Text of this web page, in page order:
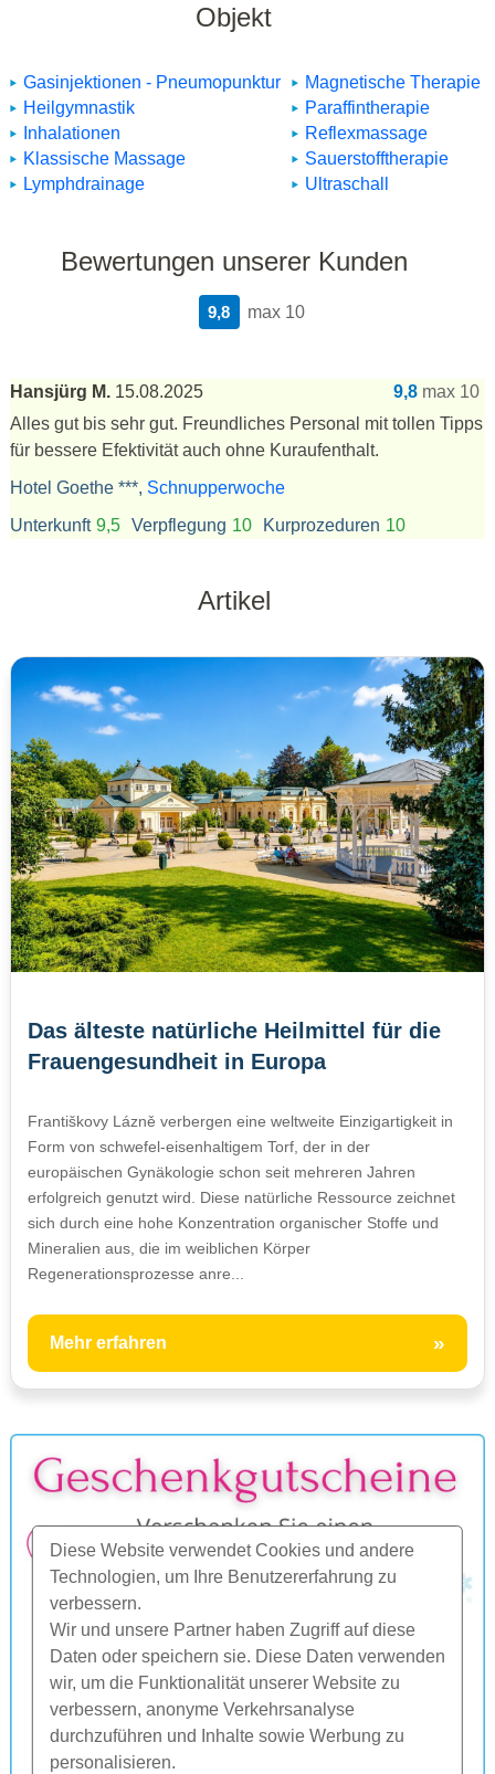
Diese Website verwendet Cookies und andere
Technologien, um Ihre Benutzererfahrung zu
verbessern.
Wir und unsere Partner haben Zugriff auf diese
Daten oder speichern sie. Diese Daten verwenden
wir, um die Funktionalität unserer Website zu
verbessern, anonyme Verkehrsanalyse
durchzuführen und Inhalte sowie Werbung zu
personalisieren.
Objekt
Gasinjektionen - Pneumopunktur
Heilgymnastik
Inhalationen
Klassische Massage
Lymphdrainage
Magnetische Therapie
Paraffintherapie
Reflexmassage
Sauerstofftherapie
Ultraschall
Bewertungen unserer Kunden
max 10
9,8
Hansjürg M. 15.08.2025 9,8 max 10
Alles gut bis sehr gut. Freundliches Personal mit tollen Tipps
für bessere Efektivität auch ohne Kuraufenthalt.
Hotel Goethe ***, Schnupperwoche
Unterkunft 9,5 Verpflegung 10 Kurprozeduren 10
Artikel
Das älteste natürliche Heilmittel für die
Frauengesundheit in Europa
Františkovy Lázně verbergen eine weltweite Einzigartigkeit in
Form von schwefel-eisenhaltigem Torf, der in der
europäischen Gynäkologie schon seit mehreren Jahren
erfolgreich genutzt wird. Diese natürliche Ressource zeichnet
sich durch eine hohe Konzentration organischer Stoffe und
Mineralien aus, die im weiblichen Körper
Regenerationsprozesse anre...
Mehr erfahren »